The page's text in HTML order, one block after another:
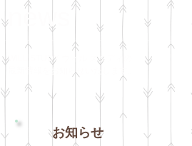
news
WILL STUDY ウィル スタディの
最新情報をお知らせいたします。
お知らせ